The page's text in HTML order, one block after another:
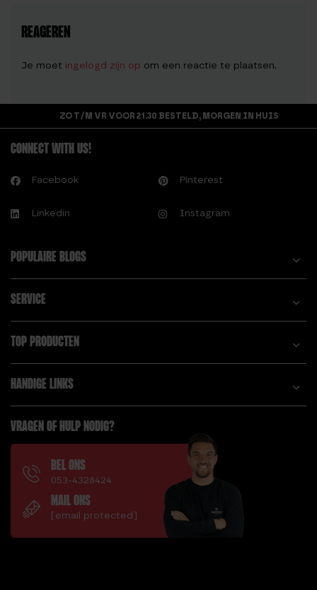
REAGEREN
Je moet ingelogd zijn op om een reactie te plaatsen.
ZO T/M VR VOOR 21.30 BESTELD, MORGEN IN HUIS
CONNECT WITH US!
Facebook Pinterest
Linkedin Instagram
POPULAIRE BLOGS
SERVICE
TOP PRODUCTEN
HANDIGE LINKS
VRAGEN OF HULP NODIG?
BEL ONS
053-4328424
MAIL ONS
[email protected]